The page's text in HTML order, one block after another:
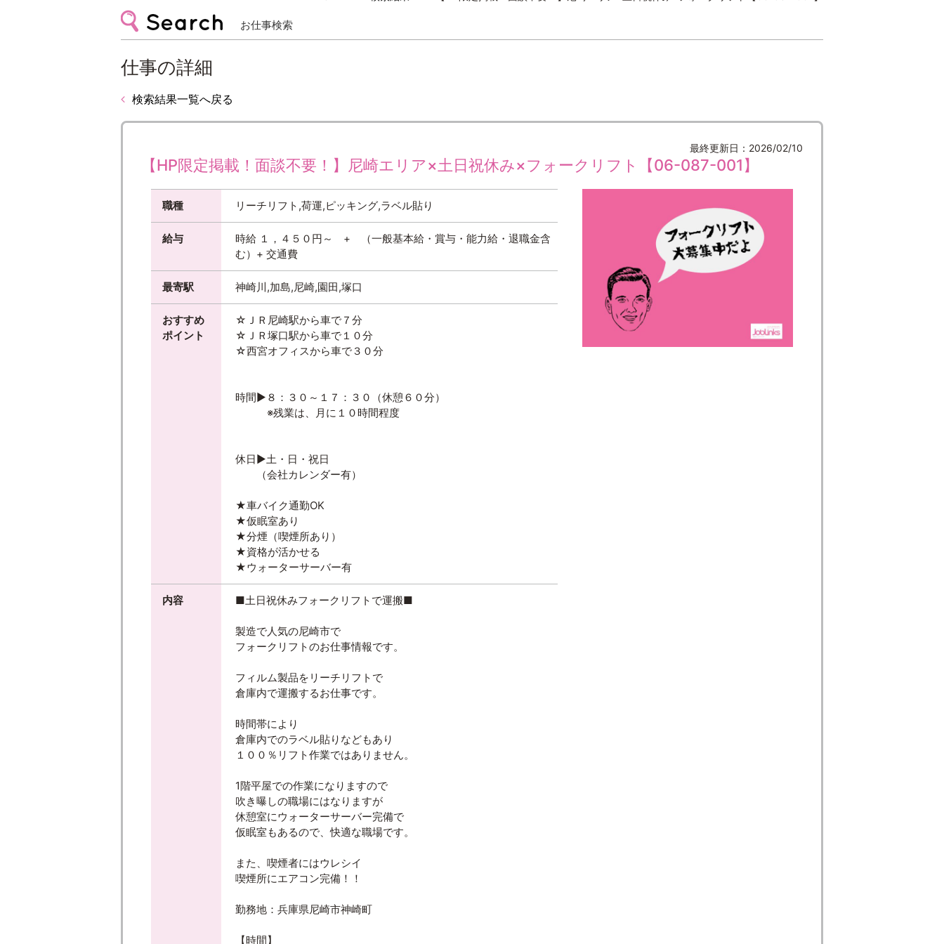
お仕事検索
仕事の詳細
検索結果一覧へ戻る
最終更新日：2026/02/10
【HP限定掲載！面談不要！】尼崎エリア×土日祝休み×フォークリフト【06-087-001】
職種 リーチリフト,荷運,ピッキング,ラベル貼り
給与
時給 １，４５０円～ + （一般基本給・賞与・能力給・退職金含
む）+ 交通費
最寄駅 神崎川,加島,尼崎,園田,塚口
おすすめ
ポイント
☆ＪＲ尼崎駅から車で７分
☆ＪＲ塚口駅から車で１０分
☆西宮オフィスから車で３０分
時間▶８：３０～１７：３０（休憩６０分）
※残業は、月に１０時間程度
休日▶土・日・祝日
（会社カレンダー有）
★車バイク通勤OK
★仮眠室あり
★分煙（喫煙所あり）
★資格が活かせる
★ウォーターサーバー有
内容 ■土日祝休みフォークリフトで運搬■
製造で人気の尼崎市で
フォークリフトのお仕事情報です。
フィルム製品をリーチリフトで
倉庫内で運搬するお仕事です。
時間帯により
倉庫内でのラベル貼りなどもあり
１００％リフト作業ではありません。
1階平屋での作業になりますので
吹き曝しの職場にはなりますが
休憩室にウォーターサーバー完備で
仮眠室もあるので、快適な職場です。
また、喫煙者にはウレシイ
喫煙所にエアコン完備！！
勤務地：兵庫県尼崎市神崎町
【時間】